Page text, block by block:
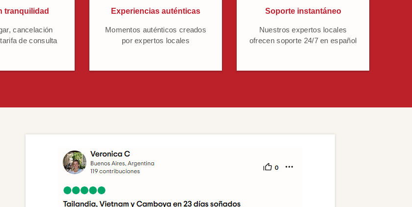
tranquilidad
cancelación
de consulta
Experiencias auténticas
Momentos auténticos creados
por expertos locales
Soporte instantáneo
Nuestros expertos locales
ofrecen soporte 24/7 en español